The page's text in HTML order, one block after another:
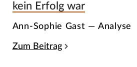
kein Erfolg war
Ann-Sophie Gast — Analyse
Zum Beitrag